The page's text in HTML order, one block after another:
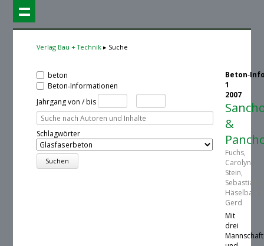
Verlag Bau + Technik Suche
beton
Beton‑Informationen
Jahrgang von / bis
Schlagwörter
1
2007
&
Fuchs,
Carolyn /
Stein,
Sebastian /
Häselbarth,
Gerd
Mit
drei